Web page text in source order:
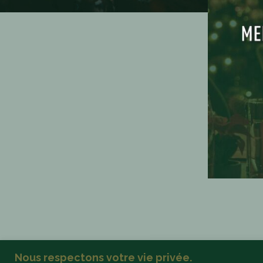
Nous respectons votre vie privée.